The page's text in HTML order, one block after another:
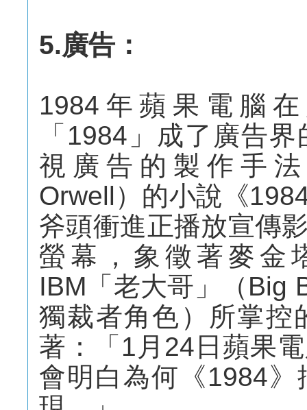
5.廣告：
1984年蘋果電腦
「1984」成了廣告
視廣告的製作手
Orwell）的小說《
斧頭衝進正播放宣傳
螢幕，象徵著麥金
IBM「老大哥」（Big
獨裁者角色）所掌控
著：「1月24日蘋果
會明白為何《1984